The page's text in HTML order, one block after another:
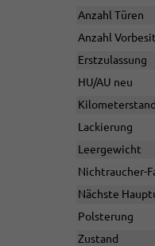
Anzahl Türen
Anzahl
Erstzulassung
HU/AU neu
Kilometerstand
Lackierung
Leergewicht
Nichtraucher-
Nächste
Polsterung
Zustand